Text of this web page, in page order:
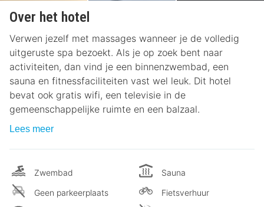
Over het hotel
Verwen jezelf met massages wanneer je de volledig
uitgeruste spa bezoekt. Als je op zoek bent naar
activiteiten, dan vind je een binnenzwembad, een
sauna en fitnessfaciliteiten vast wel leuk. Dit hotel
bevat ook gratis wifi, een televisie in de
gemeenschappelijke ruimte en een balzaal.
Lees meer
Zwembad
Geen parkeerplaats
Sauna
Fietsverhuur